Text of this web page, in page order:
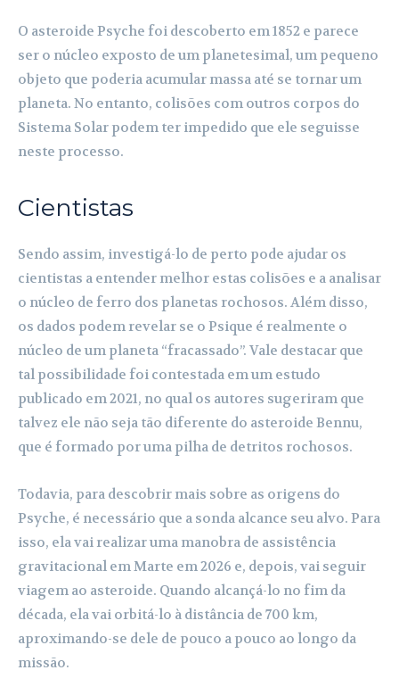
O asteroide Psyche foi descoberto em 1852 e parece
ser o núcleo exposto de um planetesimal, um pequeno
objeto que poderia acumular massa até se tornar um
planeta. No entanto, colisões com outros corpos do
Sistema Solar podem ter impedido que ele seguisse
neste processo.
Cientistas
Sendo assim, investigá-lo de perto pode ajudar os
cientistas a entender melhor estas colisões e a analisar
o núcleo de ferro dos planetas rochosos. Além disso,
os dados podem revelar se o Psique é realmente o
núcleo de um planeta “fracassado”. Vale destacar que
tal possibilidade foi contestada em um estudo
publicado em 2021, no qual os autores sugeriram que
talvez ele não seja tão diferente do asteroide Bennu,
que é formado por uma pilha de detritos rochosos.
Todavia, para descobrir mais sobre as origens do
Psyche, é necessário que a sonda alcance seu alvo. Para
isso, ela vai realizar uma manobra de assistência
gravitacional em Marte em 2026 e, depois, vai seguir
viagem ao asteroide. Quando alcançá-lo no fim da
década, ela vai orbitá-lo à distância de 700 km,
aproximando-se dele de pouco a pouco ao longo da
missão.